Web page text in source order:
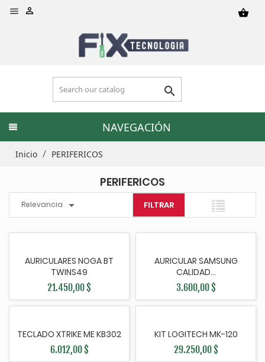
 shopping_basket


NAVEGACIÓN
Inicio PERIFERICOS
PERIFERICOS
Relevancia  FILTRAR
AURICULARES NOGA BT
TWINS49
21.450,00 $
AURICULAR SAMSUNG
CALIDAD...
3.600,00 $
TECLADO XTRIKE ME KB302
6.012,00 $
KIT LOGITECH MK-120
29.250,00 $